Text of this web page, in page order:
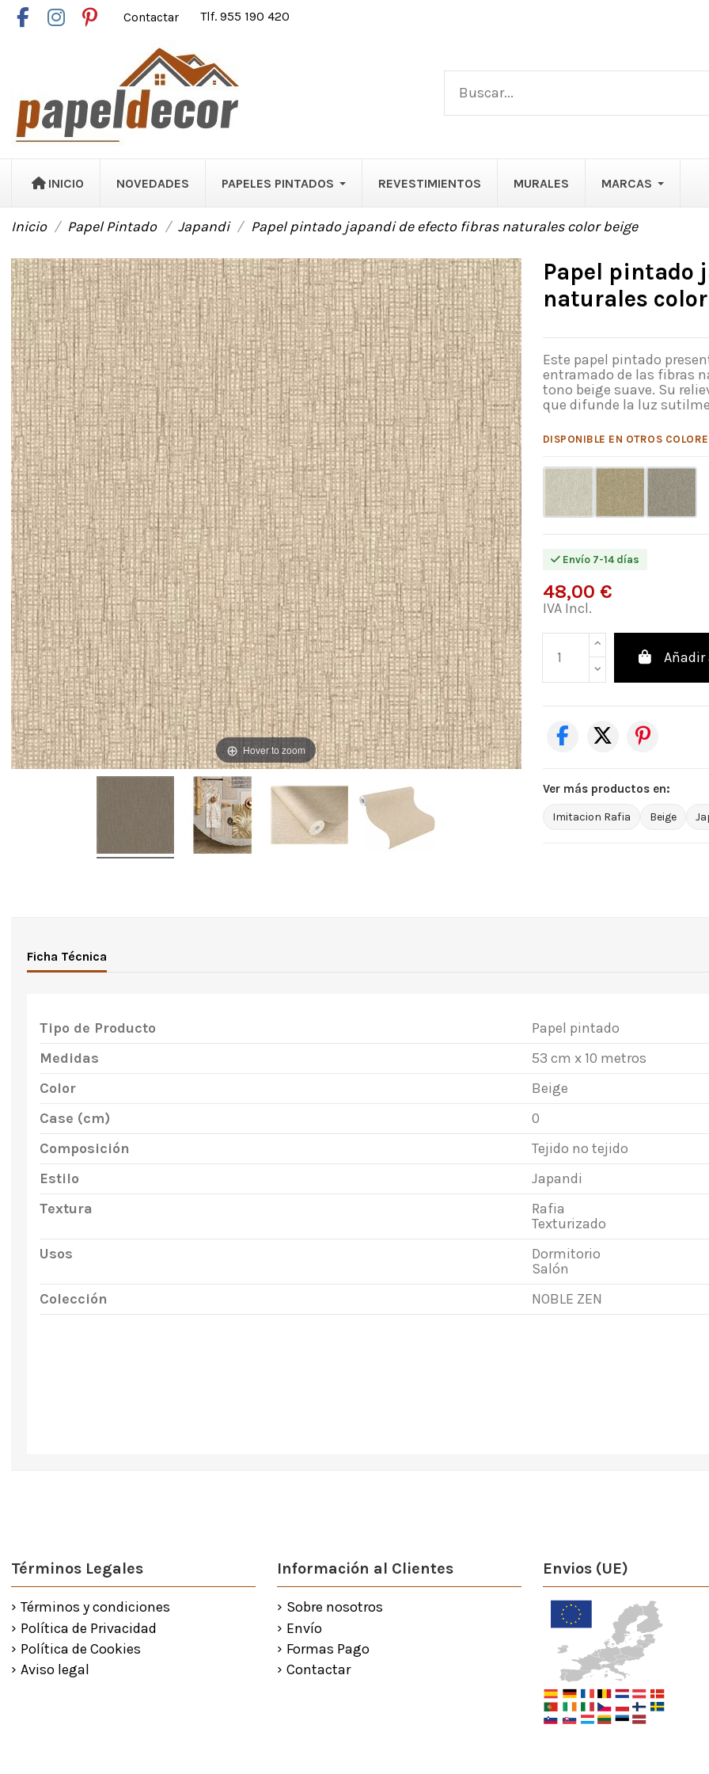
Contactar Tlf. 955 190 420
INICIO NOVEDADES PAPELES PINTADOS REVESTIMIENTOS MURALES MARCAS
Inicio Papel Pintado Japandi Papel pintado japandi de efecto fibras naturales color beige
Hover to zoom
Papel pintado
naturales
Este papel pintado
entramado de las fibras
tono beige suave. Su
que difunde la luz
DISPONIBLE EN OTROS
Envío 7-14 días
48,00 €
IVA Incl.
Ver más productos en:
Imitacion Rafia Beige
Ficha Técnica
Tipo de Producto
Papel pintado
Medidas
53 cm x 10 metros
Color
Beige
Case (cm)
0
Composición
Tejido no tejido
Estilo
Japandi
Textura
Rafia
Texturizado
Usos
Dormitorio
Salón
Colección
NOBLE ZEN
Términos Legales
Términos y condiciones
Política de Privacidad
Política de Cookies
Aviso legal
Información al Clientes
Sobre nosotros
Envío
Formas Pago
Contactar
Envios (UE)